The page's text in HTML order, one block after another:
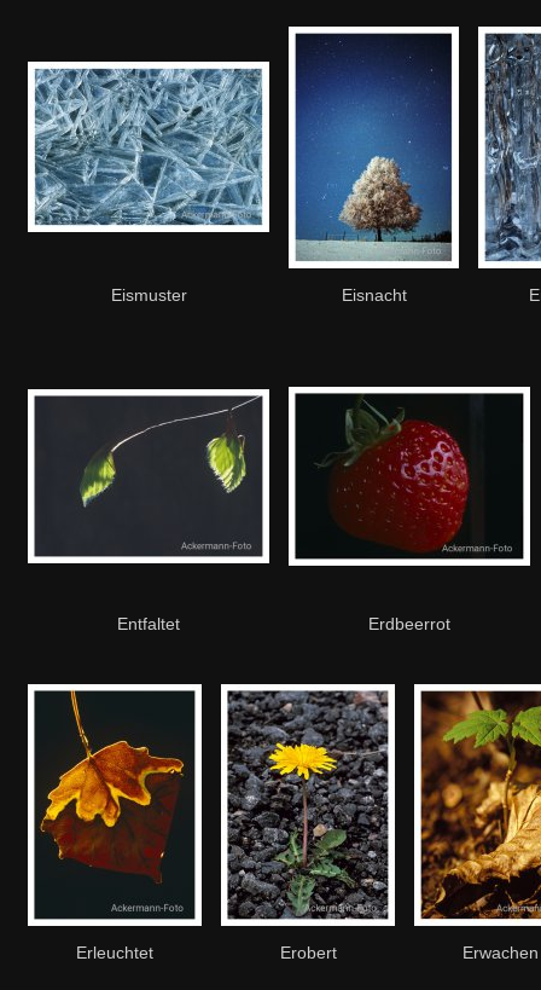
Eismuster Eisnacht
Entfaltet Erdbeerrot
Erleuchtet Erobert Erwachen